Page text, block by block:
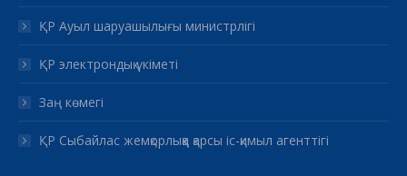
ҚР Ауыл шаруашылығы министрлігі
ҚР электрондық үкіметі
Заң көмегі
ҚР Сыбайлас жемқорлыққа қарсы іс-қимыл агенттігі